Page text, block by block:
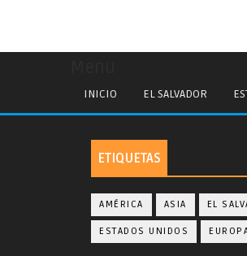
INICIO EL SALVADOR
ETIQUETAS
AMÉRICA ASIA EL
ESTADOS UNIDOS